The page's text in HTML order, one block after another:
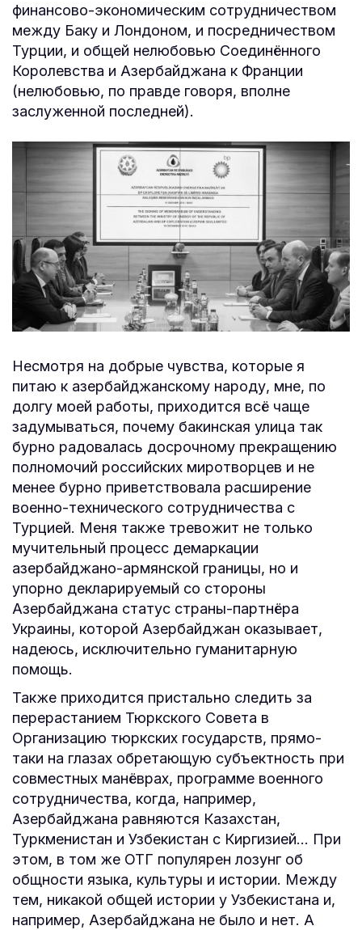
финансово-экономическим сотрудничеством
между Баку и Лондоном, и посредничеством
Турции, и общей нелюбовью Соединённого
Королевства и Азербайджана к Франции
(нелюбовью, по правде говоря, вполне
заслуженной последней).
Несмотря на добрые чувства, которые я
питаю к азербайджанскому народу, мне, по
долгу моей работы, приходится всё чаще
задумываться, почему бакинская улица так
бурно радовалась досрочному прекращению
полномочий российских миротворцев и не
менее бурно приветствовала расширение
военно-технического сотрудничества с
Турцией. Меня также тревожит не только
мучительный процесс демаркации
азербайджано-армянской границы, но и
упорно декларируемый со стороны
Азербайджана статус страны-партнёра
Украины, которой Азербайджан оказывает,
надеюсь, исключительно гуманитарную
помощь.
Также приходится пристально следить за
перерастанием Тюркского Совета в
Организацию тюркских государств, прямо-
таки на глазах обретающую субъектность при
совместных манёврах, программе военного
сотрудничества, когда, например,
Азербайджана равняются Казахстан,
Туркменистан и Узбекистан с Киргизией... При
этом, в том же ОТГ популярен лозунг об
общности языка, культуры и истории. Между
тем, никакой общей истории у Узбекистана и,
например, Азербайджана не было и нет. А